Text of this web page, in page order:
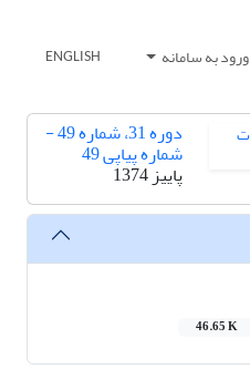
ورود به سامانه ENGLISH
دوره 31، شماره 49 -
شماره پیاپی 49
پاییز 1374
46.65 K